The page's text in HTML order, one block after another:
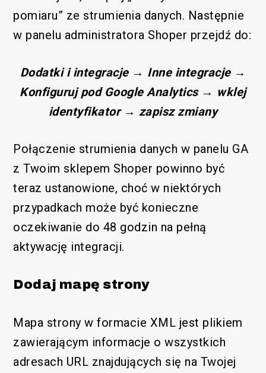
pomiaru” ze strumienia danych. Następnie
w panelu administratora Shoper przejdź do:
Dodatki i integracje → Inne integracje →
Konfiguruj pod Google Analytics → wklej
identyfikator → zapisz zmiany
Połączenie strumienia danych w panelu GA
z Twoim sklepem Shoper powinno być
teraz ustanowione, choć w niektórych
przypadkach może być konieczne
oczekiwanie do 48 godzin na pełną
aktywację integracji.
Dodaj mapę strony
Mapa strony w formacie XML jest plikiem
zawierającym informacje o wszystkich
adresach URL znajdujących się na Twojej